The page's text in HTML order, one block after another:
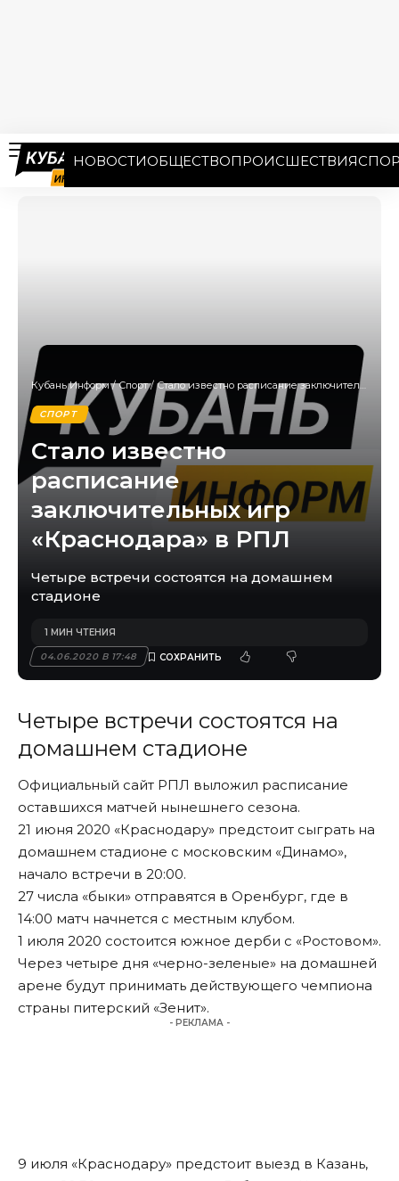
НОВОСТИОБЩЕСТВОПРОИСШЕСТВИЯ
Кубань Информ/Спорт/Стало известно расписание заключительных игр «Краснодара» в РПЛ
СПОРТ
Стало известно
расписание
заключительных игр
«Краснодара» в РПЛ
Четыре встречи состоятся на домашнем
стадионе
04.06.2020 В 17:48
1 МИН ЧТЕНИЯ
Четыре встречи состоятся на
домашнем стадионе
Официальный сайт РПЛ выложил расписание
оставшихся матчей нынешнего сезона.
21 июня 2020 «Краснодару» предстоит сыграть на
домашнем стадионе с московским «Динамо»,
начало встречи в 20:00.
27 числа «быки» отправятся в Оренбург, где в
14:00 матч начнется с местным клубом.
1 июля 2020 состоится южное дерби с «Ростовом».
Через четыре дня «черно-зеленые» на домашней
арене будут принимать действующего чемпиона
страны питерский «Зенит».
- РЕКЛАМА -
9 июля «Краснодару» предстоит выезд в Казань,